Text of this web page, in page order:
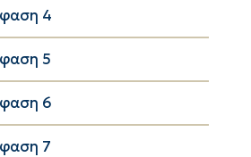
4
5
6
7